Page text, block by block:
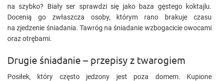
na szybko? Biały ser sprawdzi się jako baza gęstego koktajlu.
Docenią go zwłaszcza osoby, którym rano brakuje czasu
na zjedzenie śniadania. Tawróg na śniadanie wzbogacicie owocami
oraz otrębami.
Drugie śniadanie – przepisy z twarogiem
Posiłek, który często jedzony jest poza domem. Kupione